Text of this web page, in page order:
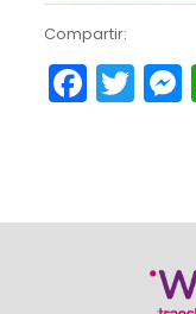
Compartir: